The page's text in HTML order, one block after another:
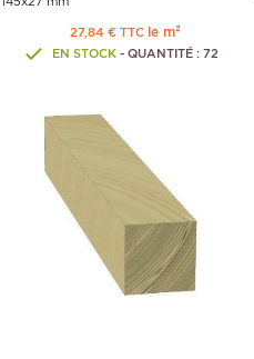
27,84 € TTC le m²
EN STOCK- QUANTITÉ : 72